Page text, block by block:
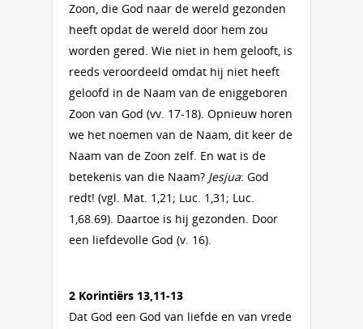
Zoon, die God naar de wereld gezonden
heeft opdat de wereld door hem zou
worden gered. Wie niet in hem gelooft, is
reeds veroordeeld omdat hij niet heeft
geloofd in de Naam van de eniggeboren
Zoon van God (vv. 17-18). Opnieuw horen
we het noemen van de Naam, dit keer de
Naam van de Zoon zelf. En wat is de
betekenis van die Naam? Jesjua: God
redt! (vgl. Mat. 1,21; Luc. 1,31; Luc.
1,68.69). Daartoe is hij gezonden. Door
een liefdevolle God (v. 16).
2 Korintiërs 13,11-13
Dat God een God van liefde en van vrede